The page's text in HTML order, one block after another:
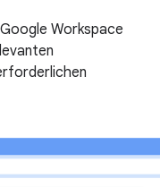
Workspace